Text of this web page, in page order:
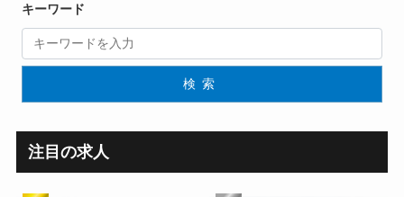
キーワード
検索
注目の求人